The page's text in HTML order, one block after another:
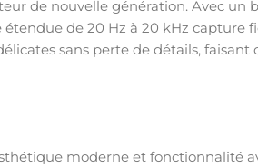
de nouvelle génération. Avec
de 20 Hz à 20 kHz
sans perte de détails, faisant
moderne et fonctionnalité